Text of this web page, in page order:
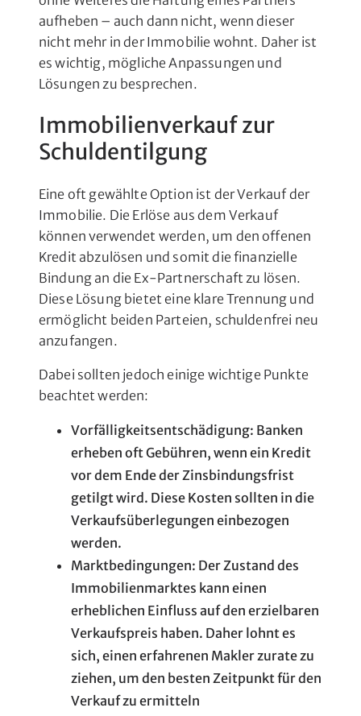
aufheben – auch dann nicht, wenn dieser
nicht mehr in der Immobilie wohnt. Daher ist
es wichtig, mögliche Anpassungen und
Lösungen zu besprechen.
Immobilienverkauf zur
Schuldentilgung
Eine oft gewählte Option ist der Verkauf der
Immobilie. Die Erlöse aus dem Verkauf
können verwendet werden, um den offenen
Kredit abzulösen und somit die finanzielle
Bindung an die Ex-Partnerschaft zu lösen.
Diese Lösung bietet eine klare Trennung und
ermöglicht beiden Parteien, schuldenfrei neu
anzufangen.
Dabei sollten jedoch einige wichtige Punkte
beachtet werden:
Vorfälligkeitsentschädigung: Banken
erheben oft Gebühren, wenn ein Kredit
vor dem Ende der Zinsbindungsfrist
getilgt wird. Diese Kosten sollten in die
Verkaufsüberlegungen einbezogen
werden.
Marktbedingungen: Der Zustand des
Immobilienmarktes kann einen
erheblichen Einfluss auf den erzielbaren
Verkaufspreis haben. Daher lohnt es
sich, einen erfahrenen Makler zurate zu
ziehen, um den besten Zeitpunkt für den
Verkauf zu ermitteln